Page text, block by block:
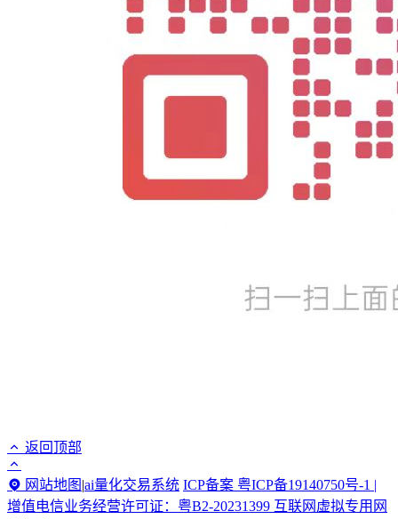
返回顶部
网站地图 |ai量化交易系统 ICP备案 粤ICP备19140750号-1 |
增值电信业务经营许可证：粤B2-20231399 互联网虚拟专用网